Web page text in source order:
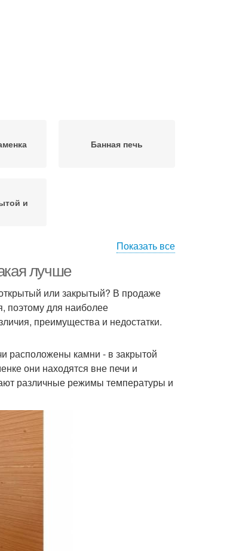
Банная печь
и
Показать все
лучше
или закрытый? В продаже
поэтому для наиболее
преимущества и недостатки.
расположены камни - в закрытой
они находятся вне печи и
различные режимы температуры и